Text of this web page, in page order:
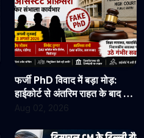
फर्जी PhD विवाद में बड़ा मोड़:
हाईकोर्ट से अंतरिम राहत के बाद 3
असिस्टेंट प्रोफेसरों ने फिर संभाला
सुनवाई
Aug 02, 2026